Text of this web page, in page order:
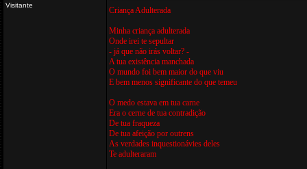
Visitante
Criança Adulterada
Minha criança adulterada
Onde irei te sepultar
- já que não irás voltar? -
A tua existência manchada
O mundo foi bem maior do que viu
E bem menos significante do que temeu
O medo estava em tua carne
Era o cerne de tua contradição
De tua fraqueza
De tua afeição por outrens
As verdades inquestionávies deles
Te adulteraram